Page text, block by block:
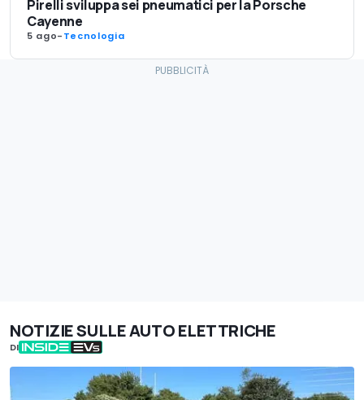
Pirelli sviluppa sei pneumatici per la Porsche
Cayenne
5 ago-Tecnologia
NOTIZIE SULLE AUTO ELETTRICHE
DI